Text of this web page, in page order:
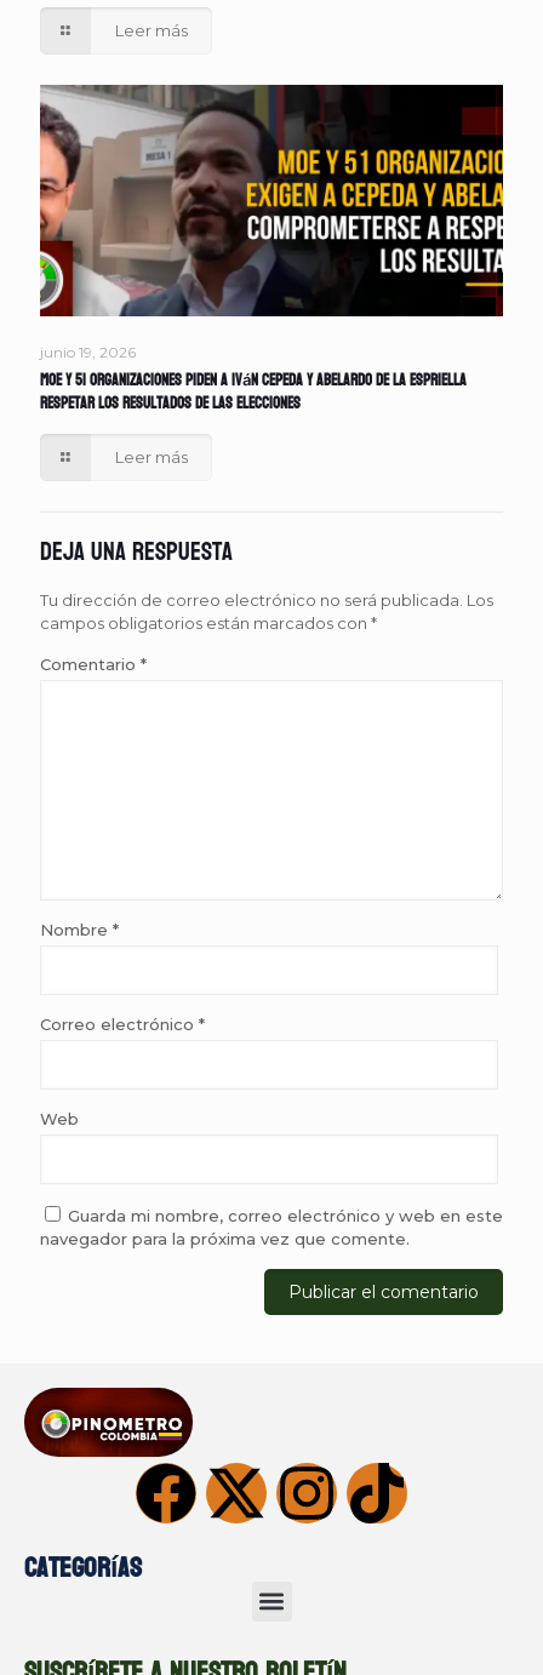
Leer más
junio 19, 2026
MOE y 51 organizaciones piden a Iván Cepeda y Abelardo de la Espriella
respetar los resultados de las elecciones
Leer más
Deja una respuesta
Tu dirección de correo electrónico no será publicada. Los
campos obligatorios están marcados con *
Comentario *
Nombre *
Correo electrónico *
Web
Guarda mi nombre, correo electrónico y web en este
navegador para la próxima vez que comente.
Categorías